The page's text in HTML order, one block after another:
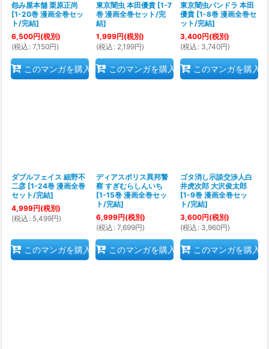
怨み屋本舗 栗原正尚
[1-20巻 漫画全巻セッ
ト/完結]
6,500円(税別)
(税込 : 7,150円)
このマンガを購入
東京闇虫 本田優貴 [1-7
巻 漫画全巻セット/完
結]
1,999円(税別)
(税込 : 2,199円)
このマンガを購入
東京闇虫パンドラ 本田
優貴 [1-8巻 漫画全巻セ
ット/完結]
3,400円(税別)
(税込 : 3,740円)
このマンガを購入
ダブルフェイス 細野不
二彦 [1-24巻 漫画全巻
セット/完結]
4,999円(税別)
(税込 : 5,499円)
このマンガを購入
ディアスポリス異邦警
察 すぎむらしんいち
[1-15巻 漫画全巻セッ
ト/完結]
6,999円(税別)
(税込 : 7,699円)
このマンガを購入
ゴタ消し示談交渉人白
井虎次郎 大沢俊太郎
[1-9巻 漫画全巻セッ
ト/完結]
3,600円(税別)
(税込 : 3,960円)
このマンガを購入